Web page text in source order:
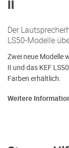
II
Der
LS50-Modelle
Zwei neue Modelle
II und das KEF
Farben erhältlich.
Weitere